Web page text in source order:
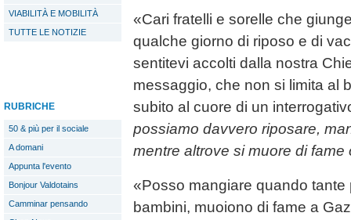
VIABILITÀ E MOBILITÀ
TUTTE LE NOTIZIE
RUBRICHE
50 & più per il sociale
A domani
Appunta l'evento
Bonjour Valdotains
Camminar pensando
«Cari fratelli e sorelle che
qualche giorno di riposo e di
sentitevi accolti dalla nostra
messaggio, che non si limita al
subito al cuore di un
possiamo davvero riposare,
mentre altrove si muore di fame
«Posso mangiare quando tante
bambini, muoiono di fame a